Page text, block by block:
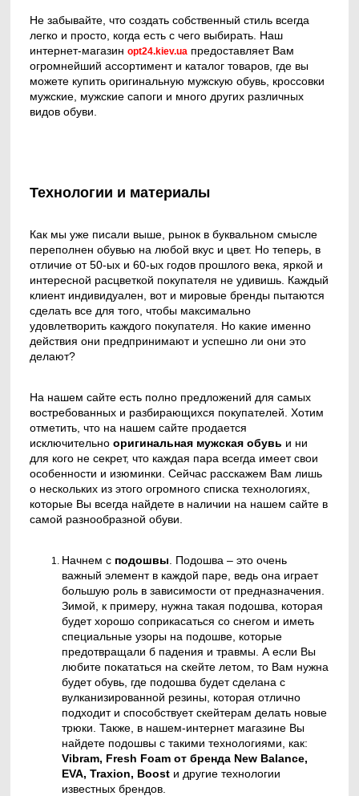
Не забывайте, что создать собственный стиль всегда
легко и просто, когда есть с чего выбирать. Наш
интернет-магазинopt24.kiev.ua предоставляет Вам
огромнейший ассортимент и каталог товаров, где вы
можете купить оригинальную мужскую обувь, кроссовки
мужские, мужские сапоги и много других различных
видов обуви.
Технологии и материалы
Как мы уже писали выше, рынок в буквальном смысле
переполнен обувью на любой вкус и цвет. Но теперь, в
отличие от 50-ых и 60-ых годов прошлого века, яркой и
интересной расцветкой покупателя не удивишь. Каждый
клиент индивидуален, вот и мировые бренды пытаются
сделать все для того, чтобы максимально
удовлетворить каждого покупателя. Но какие именно
действия они предпринимают и успешно ли они это
делают?
На нашем сайте есть полно предложений для самых
востребованных и разбирающихся покупателей. Хотим
отметить, что на нашем сайте продается
исключительнооригинальная мужская обувь и ни
для кого не секрет, что каждая пара всегда имеет свои
особенности и изюминки. Сейчас расскажем Вам лишь
о нескольких из этого огромного списка технологиях,
которые Вы всегда найдете в наличии на нашем сайте в
самой разнообразной обуви.
Начнем с подошвы . Подошва – это очень
важный элемент в каждой паре, ведь она играет
большую роль в зависимости от предназначения.
Зимой, к примеру, нужна такая подошва, которая
будет хорошо соприкасаться со снегом и иметь
специальные узоры на подошве, которые
предотвращали б падения и травмы. А если Вы
любите покататься на скейте летом, то Вам нужна
будет обувь, где подошва будет сделана с
вулканизированной резины, которая отлично
подходит и способствует скейтерам делать новые
трюки. Также, в нашем-интернет магазине Вы
найдете подошвы с такими технологиями, как:
Vibram, Fresh Foam от бренда New Balance,
EVA,Traxion, Boost и другие технологии
известных брендов.